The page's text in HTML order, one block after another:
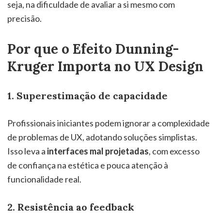
seja, na dificuldade de avaliar a si mesmo com
precisão.
Por que o Efeito Dunning-
Kruger Importa no UX Design
1. Superestimação de capacidade
Profissionais iniciantes podem ignorar a complexidade
de problemas de UX, adotando soluções simplistas.
Isso leva a interfaces mal projetadas, com excesso
de confiança na estética e pouca atenção à
funcionalidade real.
2. Resistência ao feedback